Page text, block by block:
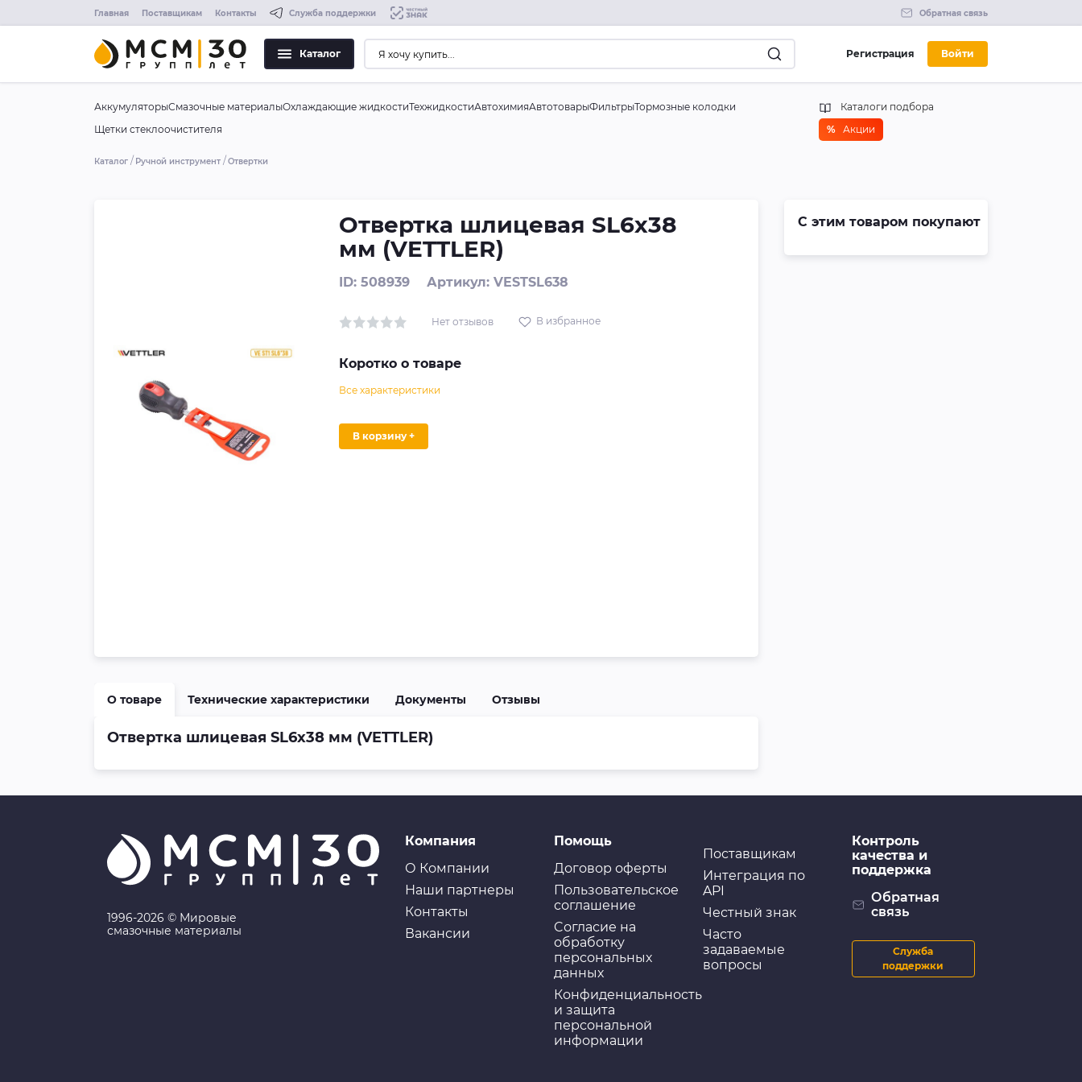
Главная Поставщикам Контакты Служба поддержки Обратная связь
Каталог Регистрация Войти
АккумуляторыСмазочные материалыОхлаждающие жидкостиТехжидкостиАвтохимияАвтотоварыФильтрыТормозные колодки
Щетки стеклоочистителя
Каталоги подбора
% Акции
Каталог Ручной инструмент Отвертки
Отвертка шлицевая SL6х38
мм (VETTLER)
ID: 508939 Артикул: VESTSL638
Нет отзывов В избранное
Коротко о товаре
Все характеристики
В корзину +
О товаре Технические характеристики Документы Отзывы
Отвертка шлицевая SL6х38 мм (VETTLER)
С этим товаром покупают
1996-2026 © Мировые
смазочные материалы
Компания
О Компании
Наши партнеры
Контакты
Вакансии
Помощь
Договор оферты
Пользовательское
соглашение
Cогласие на
обработку
персональных
данных
Конфиденциальность
и защита
персональной
информации
Поставщикам
Интеграция по
API
Честный знак
Часто
задаваемые
вопросы
Контроль
качества и
поддержка
Обратная
связь
Служба
поддержки